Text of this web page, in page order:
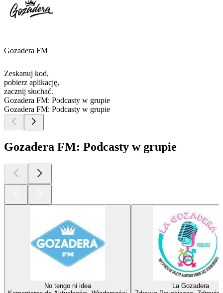
Gozadera FM
Zeskanuj kod,
pobierz aplikację,
zacznij słuchać.
Gozadera FM: Podcasty w grupie
Gozadera FM: Podcasty w grupie
Gozadera FM: Podcasty w grupie
No tengo ni idea
La Gozadera